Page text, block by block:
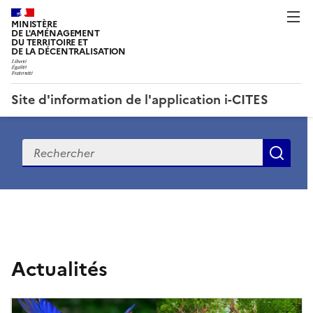
MINISTÈRE
DE L'AMÉNAGEMENT
DU TERRITOIRE ET
DE LA DÉCENTRALISATION
Site d'information de l'application i-CITES
Recherche
t
e
Actualités